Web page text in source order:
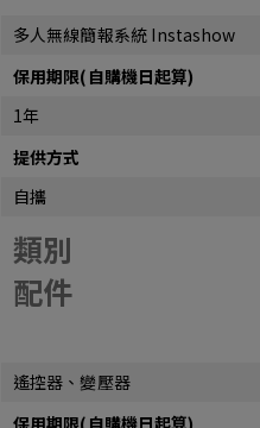
多人無線簡報系統 Instashow
保用期限(自購機日起算)
1年
提供方式
自攜
類別
配件
遙控器、變壓器
保用期限(自購機日起算)